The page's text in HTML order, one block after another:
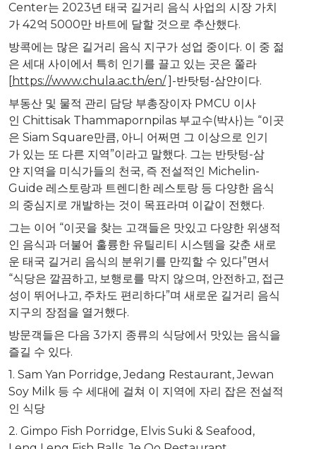
Center는 2023년 태국 길거리 음식 사업의 시장 가치
가 42억 5000만 바트에 달할 것으로 추산했다.
방콕에는 많은 길거리 음식 지구가 성업 중이다. 이 중 젊
은 세대 사이에서 특히 인기를 끌고 있는 곳은 쭐라
https://www.chula.ac.th/en/ ]-반탓텅-삼얀이다.
부동산 및 물적 관리 담당 부총장이자 PMCU 이사
인 Chittisak Thammapornpilas 부교수(박사)는 “이곳
은 Siam Square만큼, 아니 어쩌면 그 이상으로 인기
가 있는 또 다른 지역”이라고 말했다. 그는 반탓텅-삼
얀 지역을 미식가들의 천국, 즉 전설적인 Michelin-
Guide 레스토랑과 트렌디한 레스토랑 등 다양한 음식
의 중심지로 개발하는 것이 목표라며 이같이 전했다.
그는 이어 “이곳을 찾는 고객들은 맛있고 다양한 위생적
인 음식과 더불어 훌륭한 유틸리티 시스템을 갖춘 새로
운 태국 길거리 음식의 분위기를 만끽할 수 있다”면서
“식당은 깔끔하고, 보행로를 막지 않으며, 안전하고, 접근
성이 뛰어나고, 주차도 편리하다”며 새로운 길거리 음식
지구의 장점을 열거했다.
방문객들은 다음 3가지 종류의 식당에서 맛있는 음식을
즐길 수 있다.
1. Sam Yan Porridge, Jedang Restaurant, Jewan
Soy Milk 등 수 세대에 걸쳐 이 지역에 자리 잡은 전설적
인 식당
2. Gimpo Fish Porridge, Elvis Suki & Seafood,